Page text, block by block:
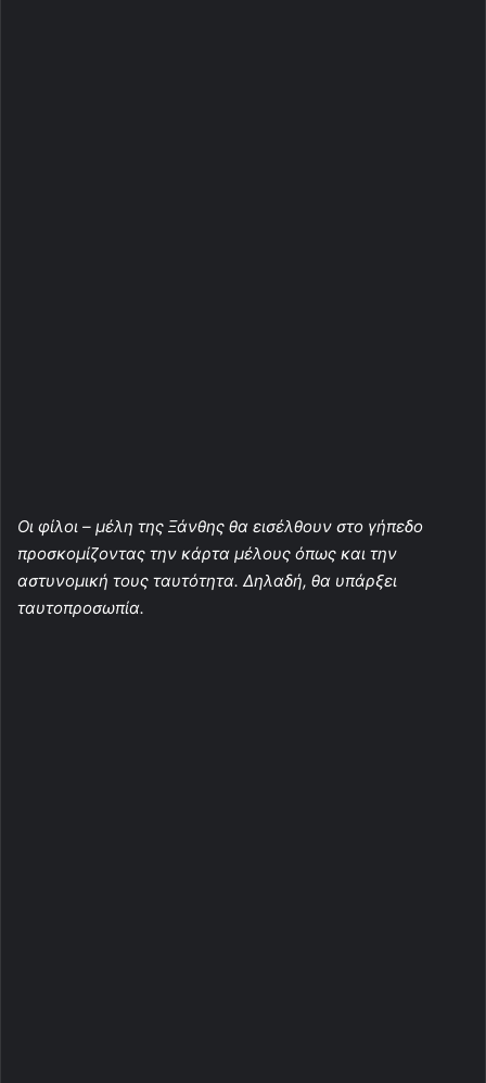
Οι φίλοι – μέλη της Ξάνθης θα εισέλθουν στο γήπεδο
προσκομίζοντας την κάρτα μέλους όπως και την
αστυνομική τους ταυτότητα. Δηλαδή, θα υπάρξει
ταυτοπροσωπία.